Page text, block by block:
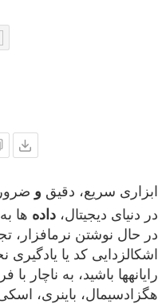
ابزاری سریع، دقیق و
در دنیای دیجیتال، داده ها
در حال نوشتن نرمافزار،
اشکالزدایی کد یا
رایانهها باشید، به ناچار
هگزادسیمال، باینری،